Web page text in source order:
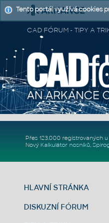
CAD FÓRUM - TIPY A
Přes 123.000 registrovaných
Nový Kalkulátor nosníků,
HLAVNÍ STRÁNKA
DISKUZNÍ FÓRUM
Tento portál využívá cookies